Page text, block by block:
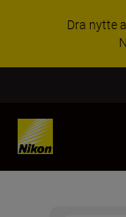
Dra nytte